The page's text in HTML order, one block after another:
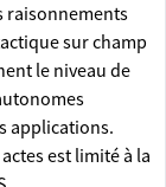
raisonnements
sur champ
le niveau de
applications.
est limité à la